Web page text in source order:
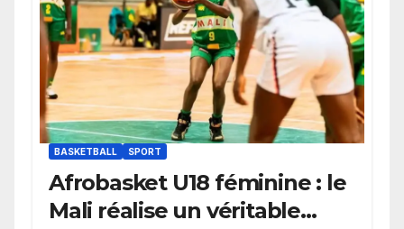
BASKETBALL SPORT
Afrobasket U18 féminine : le
Mali réalise un véritable